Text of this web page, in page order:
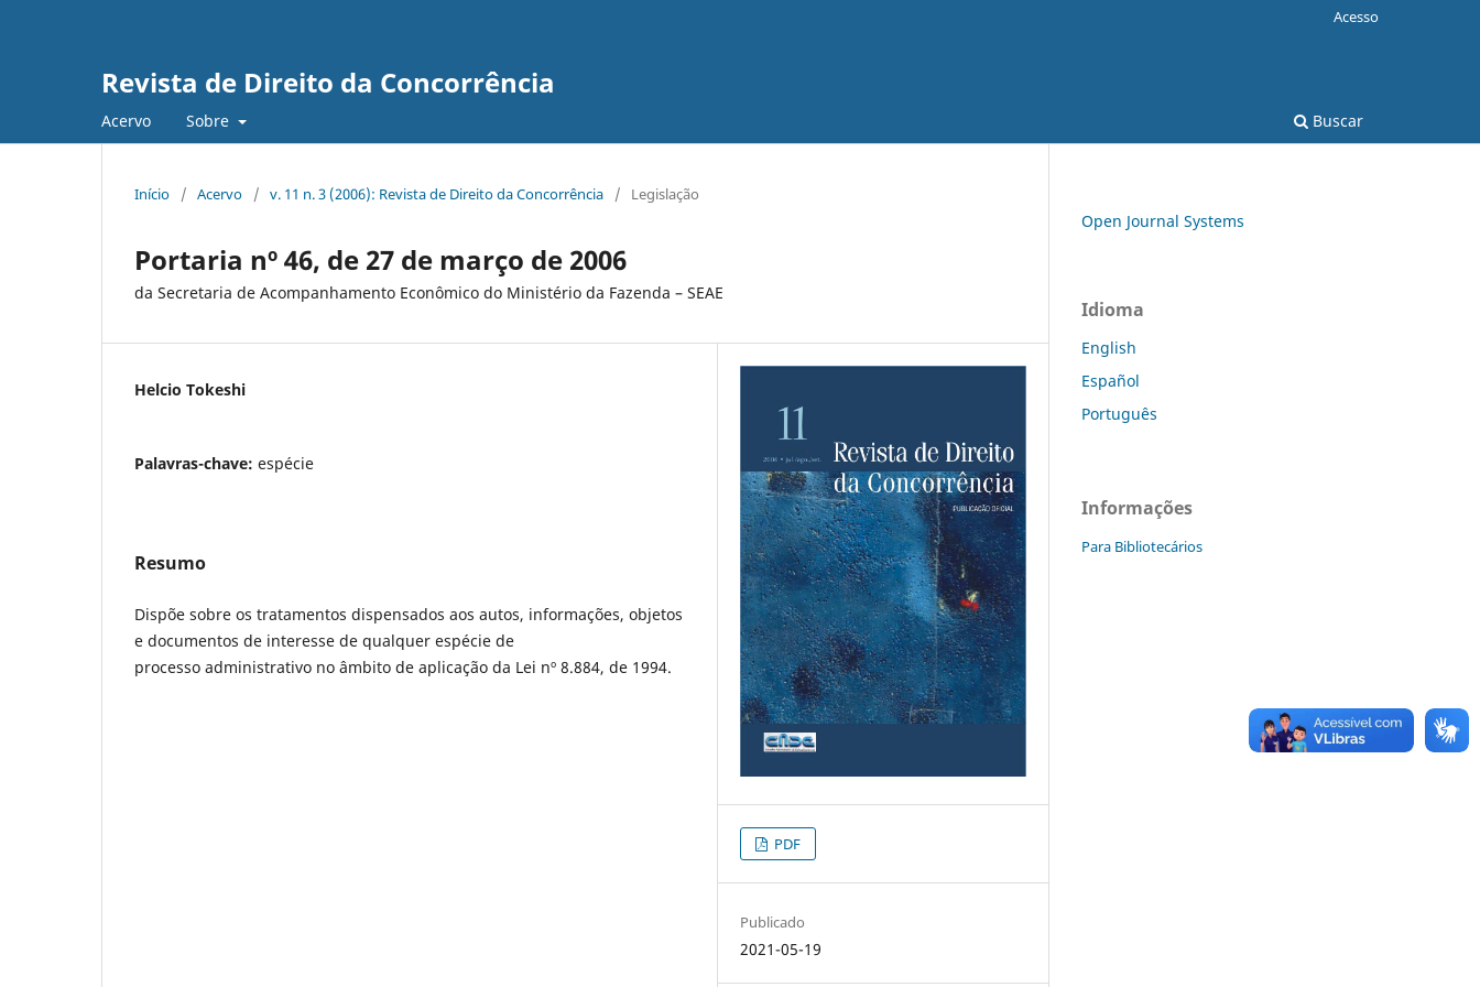
Revista de Direito da Concorrência
Acervo Sobre Buscar
Acesso
Início / Acervo / v. 11 n. 3 (2006): Revista de Direito da Concorrência / Legislação
Portaria nº 46, de 27 de março de 2006
da Secretaria de Acompanhamento Econômico do Ministério da Fazenda – SEAE
Helcio Tokeshi
Palavras-chave: espécie
Resumo
Dispõe sobre os tratamentos dispensados aos autos, informações, objetos
e documentos de interesse de qualquer espécie de
processo administrativo no âmbito de aplicação da Lei nº 8.884, de 1994.
PDF
Publicado
2021-05-19
Open Journal Systems
Idioma
English
Español
Português
Informações
Para Bibliotecários